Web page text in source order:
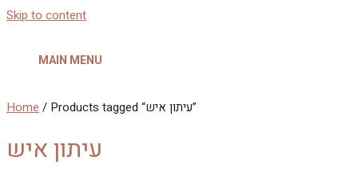
Skip to content
MAIN MENU
Home / Products tagged “עיתון איש”
עיתון איש